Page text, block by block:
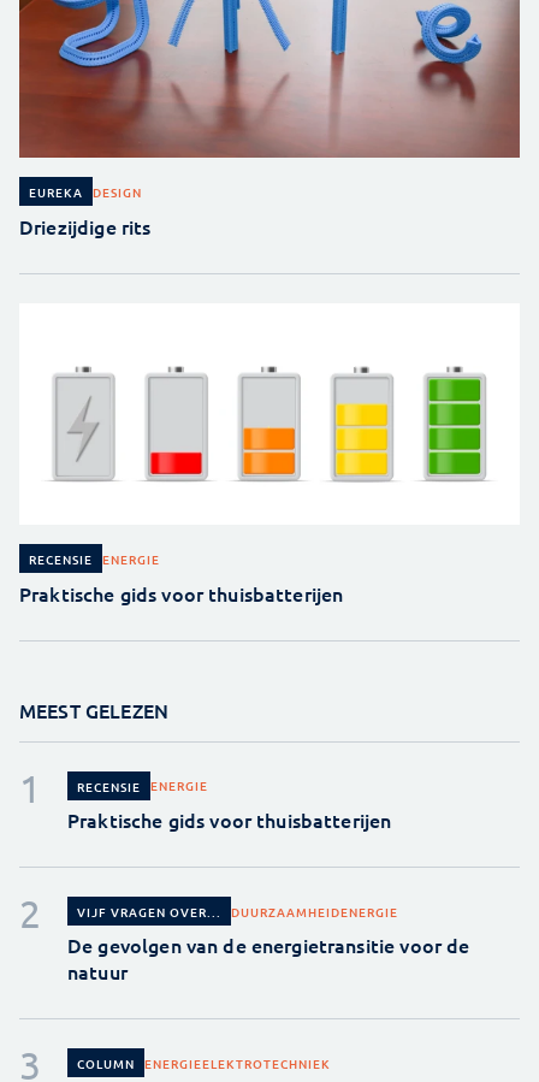
EUREKA DESIGN
Driezijdige rits
RECENSIE ENERGIE
Praktische gids voor thuisbatterijen
MEEST GELEZEN
RECENSIE ENERGIE
Praktische gids voor thuisbatterijen
VIJF VRAGEN OVER... DUURZAAMHEIDENERGIE
De gevolgen van de energietransitie voor de
natuur
COLUMN ENERGIEELEKTROTECHNIEK